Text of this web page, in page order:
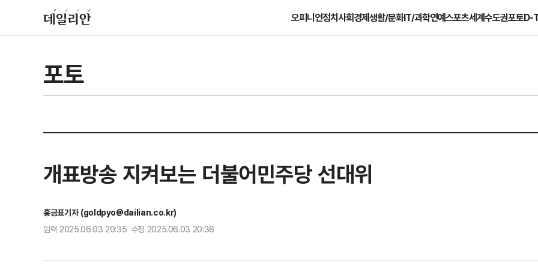
오피니언정치사회경제생활/문화IT/과학연예스포츠세계수도권포토D-
포토
개표방송 지켜보는 더불어민주당 선대위
홍금표기자 (goldpyo@dailian.co.kr)
입력 2025.06.03 20:35 수정 2025.06.03 20:36